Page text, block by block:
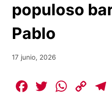
populoso
Pablo
17 junio, 2026
F
T
W C